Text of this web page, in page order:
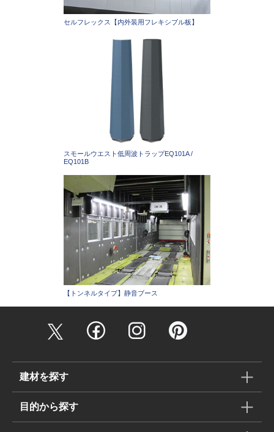
セルフレックス【内外装用フレキシブル板】
スモールウエスト低周波トラップEQ101A /
EQ101B
【トンネルタイプ】静音ブース
建材を探す
目的から探す